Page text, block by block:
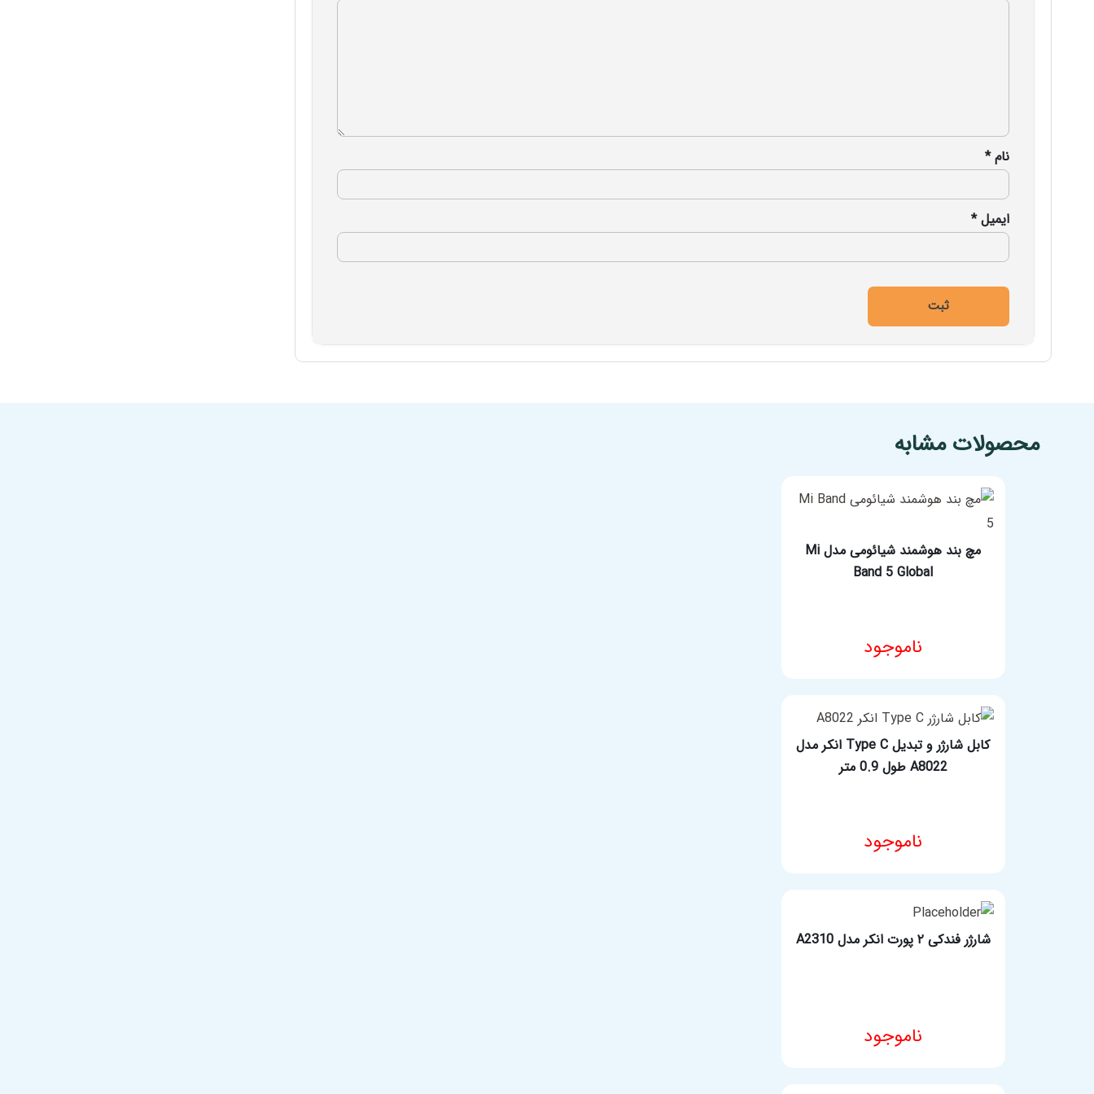
نام*
ایمیل*
محصولات مشابه
مچ بند هوشمند شیائومی مدل Mi
Band 5 Global
ناموجود
مشخصات فنی محصول
کابل شارژر و تبدیل Type C انکر مدل
A8022 طول 0.9 متر
ناموجود
مشخصات فنی محصول
شارژر فندکی ۲ پورت انکر مدل A2310
ناموجود
مشخصات فنی محصول